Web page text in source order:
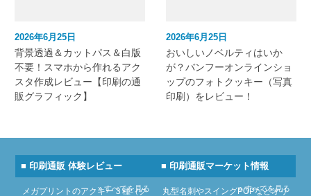
2026年6月25日
背景透過＆カットパス＆白版
不要！スマホから作れるアク
スタ作成レビュー【印刷の通
販グラフィック】
2026年6月25日
おいしいノベルティはいか
が？バンフーオンラインショ
ップのフォトクッキー（写真
印刷）をレビュー！
■ 印刷通販 体験レビュー
» すべてを見る
メガプリントのアクキー３種（ク
■ 印刷通販マーケット情報
» すべてを見る
丸型名刺やスイングPOPなどオリ